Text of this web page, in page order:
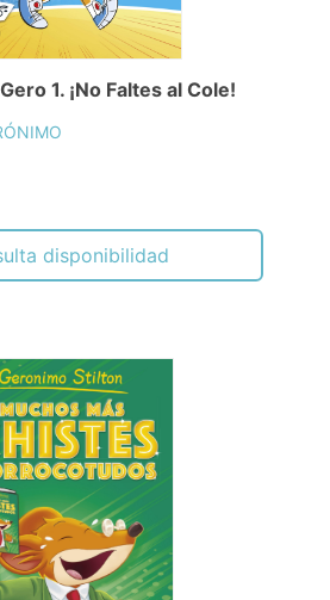
disponibilidad
Chistes Morrocotudos